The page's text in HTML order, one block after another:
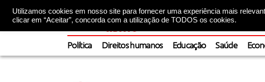
Utilizamos cookies em nosso site para fornecer uma experiência mais
clicar em “Aceitar”, concorda com a utilização de TODOS os cookies.
Política Direitos humanos Educação Saúde